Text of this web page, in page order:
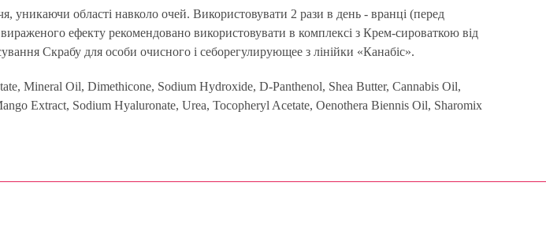
області навколо очей. Використовувати 2 рази в день - вранці (перед
ефекту рекомендовано використовувати в комплексі з Крем-сироваткою від
Скрабу для особи очисного і себорегулирующее з лінійки «Канабіс».
Mineral Oil, Dimethicone, Sodium Hydroxide, D-Panthenol, Shea Butter, Cannabis Oil,
Extract, Sodium Hyaluronate, Urea, Tocopheryl Acetate, Oenothera Biennis Oil, Sharomix